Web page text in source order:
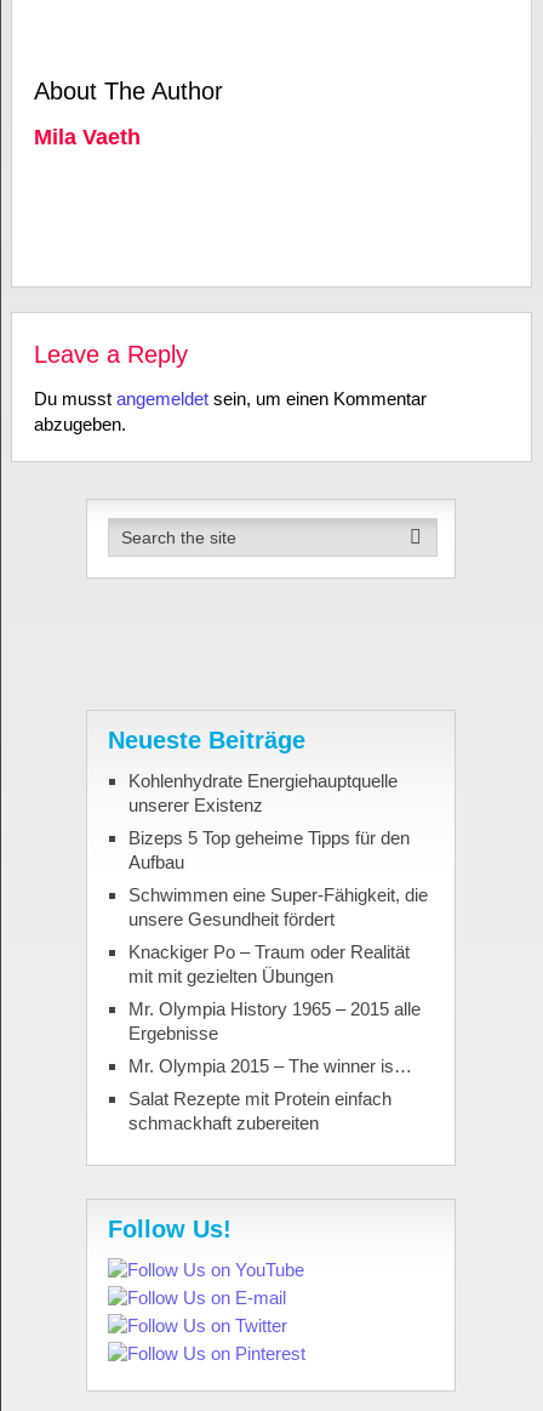
About The Author
Mila Vaeth
Leave a Reply
Du musst angemeldetsein, um einen Kommentar
abzugeben.
Neueste Beiträge
Kohlenhydrate Energiehauptquelle
unserer Existenz
Bizeps 5 Top geheime Tipps für den
Aufbau
Schwimmen eine Super-Fähigkeit, die
unsere Gesundheit fördert
Knackiger Po – Traum oder Realität
mit mit gezielten Übungen
Mr. Olympia History 1965 – 2015 alle
Ergebnisse
Mr. Olympia 2015 – The winner is…
Salat Rezepte mit Protein einfach
schmackhaft zubereiten
Follow Us!